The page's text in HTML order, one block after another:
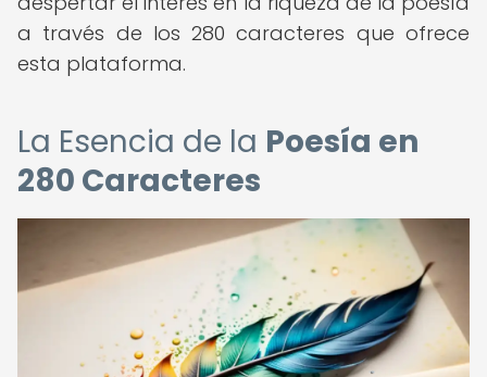
a través de los 280 caracteres que ofrece
esta plataforma.
La Esencia de la Poesía en
280 Caracteres